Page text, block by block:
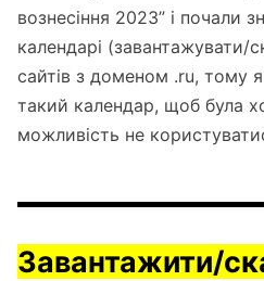
вознесіння 2023” і почали
календарі (завантажувати/
сайтів з доменом .ru, тому
такий календар, щоб була
можливість не
Завантажити/